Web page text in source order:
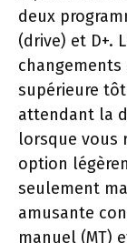
deux
(drive) et D+.
changements
supérieure
attendant la
lorsque vous
option
seulement
amusante
manuel (MT)